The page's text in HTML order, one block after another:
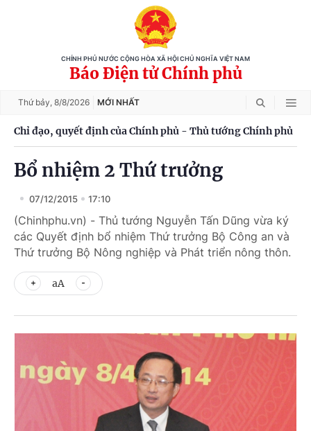
CHÍNH PHỦ NƯỚC CỘNG HÒA XÃ HỘI CHỦ NGHĨA VIỆT NAM
Báo Điện tử Chính phủ
Thứ bảy, 8/8/2026 MỚI NHẤT
Chỉ đạo, quyết định của Chính phủ - Thủ tướng Chính phủ
Bổ nhiệm 2 Thứ trưởng
07/12/2015 17:10
(Chinhphu.vn) - Thủ tướng Nguyễn Tấn Dũng vừa ký
các Quyết định bổ nhiệm Thứ trưởng Bộ Công an và
Thứ trưởng Bộ Nông nghiệp và Phát triển nông thôn.
aA